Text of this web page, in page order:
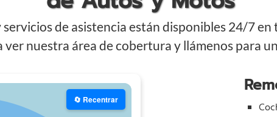
de asistencia están disponibles 24/7
ver nuestra área de cobertura y llámenos para
🔄 Recentrar